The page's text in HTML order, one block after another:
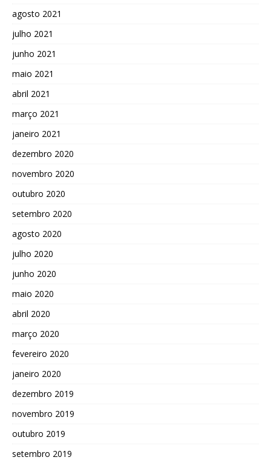
agosto 2021
julho 2021
junho 2021
maio 2021
abril 2021
março 2021
janeiro 2021
dezembro 2020
novembro 2020
outubro 2020
setembro 2020
agosto 2020
julho 2020
junho 2020
maio 2020
abril 2020
março 2020
fevereiro 2020
janeiro 2020
dezembro 2019
novembro 2019
outubro 2019
setembro 2019